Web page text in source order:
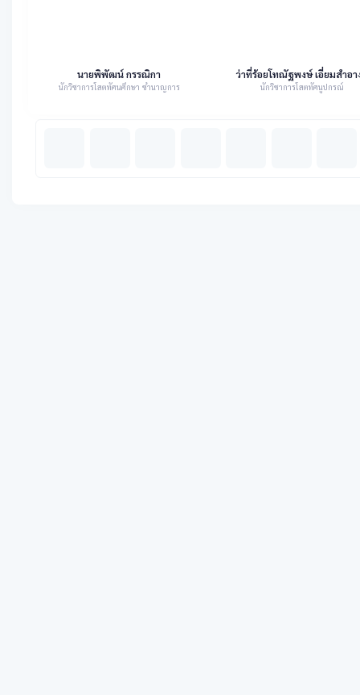
นายพิพัฒน์ กรรณิกา
นักวิชาการโสตทัศนศึกษา ชำนาญการ
ว่าที่ร้อยโทณัฐพงษ์ เอี่ยมสำอา
นักวิชาการโสตทัศนูปกรณ์